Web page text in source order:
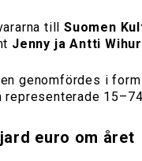
till Suomen
Jenny ja Antti
genomfördes i
representerade
euro om året